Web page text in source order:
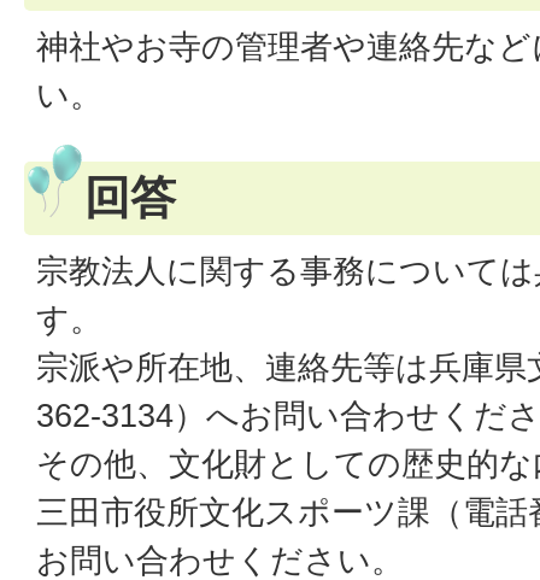
神社やお寺の管理者や連絡先な
い。
回答
宗教法人に関する事務について
す。
宗派や所在地、連絡先等は兵庫
362-3134）へお問い合わせくだ
その他、文化財としての歴史的
三田市役所文化スポーツ課（電
お問い合わせください。